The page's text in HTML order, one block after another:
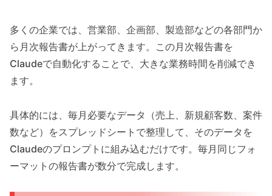
多くの企業では、営業部、企画部、製造部などの各部門か
ら月次報告書が上がってきます。この月次報告書を
Claudeで自動化することで、大きな業務時間を削減でき
ます。
具体的には、毎月必要なデータ（売上、新規顧客数、案件
数など）をスプレッドシートで整理して、そのデータを
Claudeのプロンプトに組み込むだけです。毎月同じフォ
ーマットの報告書が数分で完成します。